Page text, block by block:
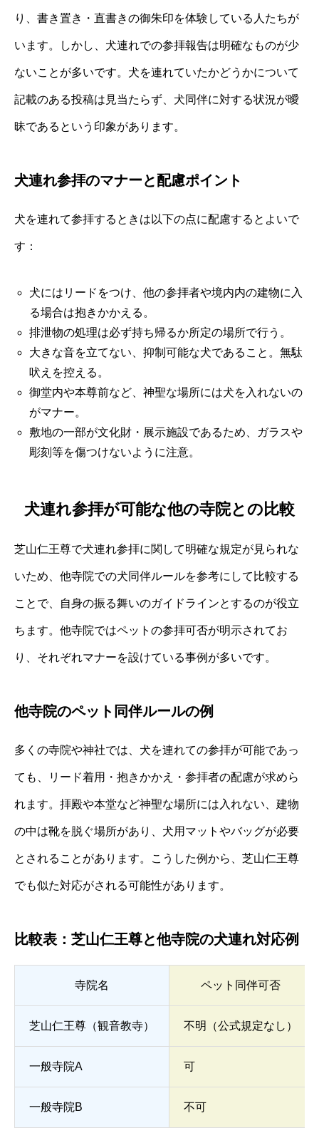
り、書き置き・直書きの御朱印を体験している人たちが
います。しかし、犬連れでの参拝報告は明確なものが少
ないことが多いです。犬を連れていたかどうかについて
記載のある投稿は見当たらず、犬同伴に対する状況が曖
昧であるという印象があります。
犬連れ参拝のマナーと配慮ポイント
犬を連れて参拝するときは以下の点に配慮するとよいで
す：
犬にはリードをつけ、他の参拝者や境内内の建物に入
る場合は抱きかかえる。
排泄物の処理は必ず持ち帰るか所定の場所で行う。
大きな音を立てない、抑制可能な犬であること。無駄
吠えを控える。
御堂内や本尊前など、神聖な場所には犬を入れないの
がマナー。
敷地の一部が文化財・展示施設であるため、ガラスや
彫刻等を傷つけないように注意。
犬連れ参拝が可能な他の寺院との比較
芝山仁王尊で犬連れ参拝に関して明確な規定が見られな
いため、他寺院での犬同伴ルールを参考にして比較する
ことで、自身の振る舞いのガイドラインとするのが役立
ちます。他寺院ではペットの参拝可否が明示されてお
り、それぞれマナーを設けている事例が多いです。
他寺院のペット同伴ルールの例
多くの寺院や神社では、犬を連れての参拝が可能であっ
ても、リード着用・抱きかかえ・参拝者の配慮が求めら
れます。拝殿や本堂など神聖な場所には入れない、建物
の中は靴を脱ぐ場所があり、犬用マットやバッグが必要
とされることがあります。こうした例から、芝山仁王尊
でも似た対応がされる可能性があります。
比較表：芝山仁王尊と他寺院の犬連れ対応例
寺院名 ペット同伴可否
芝山仁王尊（観音教寺） 不明（公式規定なし）
一般寺院A 可
一般寺院B 不可